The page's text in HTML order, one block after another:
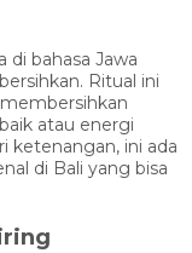
di bahasa Jawa
Ritual ini
atau energi
ketenangan, ini ada
di Bali yang bisa